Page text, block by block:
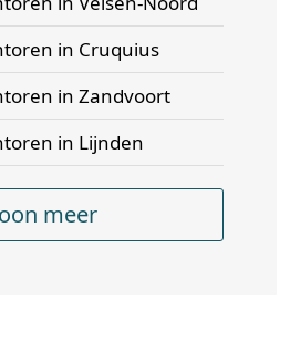
in Cruquius
in Zandvoort
in Lijnden
meer